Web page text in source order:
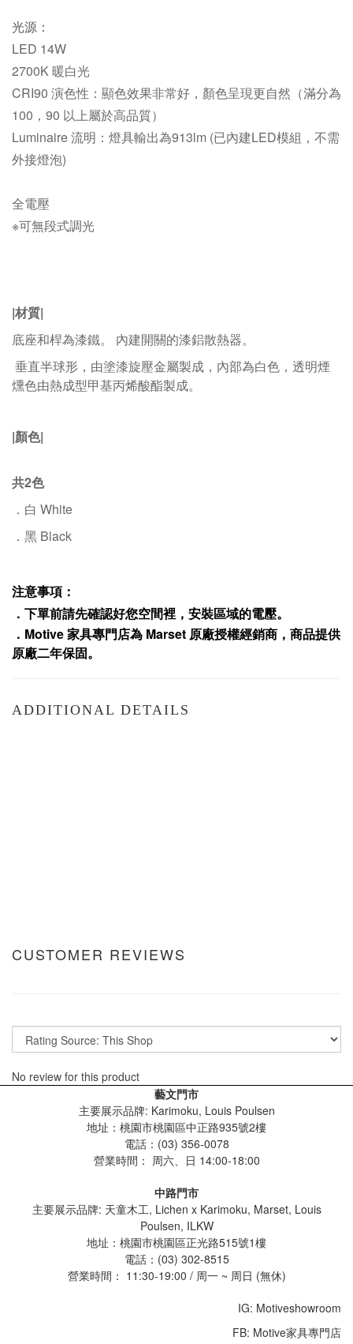
光源：
LED 14W
2700K暖白光
CRI90 演色性： 顯色效果非常好，顏色呈現更自然（滿分為
100，90 以上屬於高品質）
Luminaire 流明： 燈具輸出為913lm (已內建LED模組，不需
外接燈泡)
全電壓
※可無段式調光
|材質|
底座和桿為漆鐵。 內建開關的漆鋁散熱器。
垂直半球形，由塗漆旋壓金屬製成，內部為白色，透明煙
燻色由熱成型甲基丙烯酸酯製成。
|顏色|
共2色
．白 White
．黑 Black
注意事項：
．下單前請先確認好您空間裡，安裝區域的電壓。
． Motive家具專門店為 Marset 原廠授權經銷商，商品提供
原廠二年保固。
ADDITIONAL DETAILS
CUSTOMER REVIEWS
No review for this product
藝文門市
主要展示品牌: Karimoku, Louis Poulsen
地址：桃園市桃園區中正路935號2樓
電話：(03) 356-0078
營業時間： 周六、日 14:00-18:00
中路門市
主要展示品牌: 天童木工, Lichen x Karimoku, Marset, Louis
Poulsen, ILKW
地址：桃園市桃園區正光路515號1樓
電話：(03) 302-8515
營業時間： 11:30-19:00 / 周一 ~ 周日 (無休)
IG: Motiveshowroom
FB: Motive家具專門店